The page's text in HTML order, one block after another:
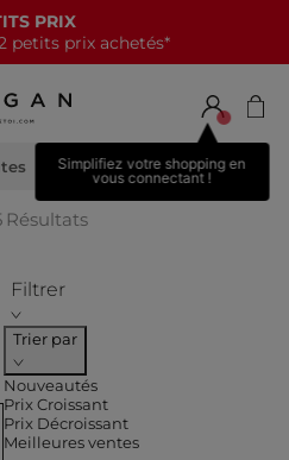
COLLECTION
tous les 70€*
Simplifiez votre shopping en
vous connectant !
Résultats
par CATEGORIES :
Filtrer
Trier par
Nouveautés
Prix Croissant
Prix Décroissant
Meilleures ventes